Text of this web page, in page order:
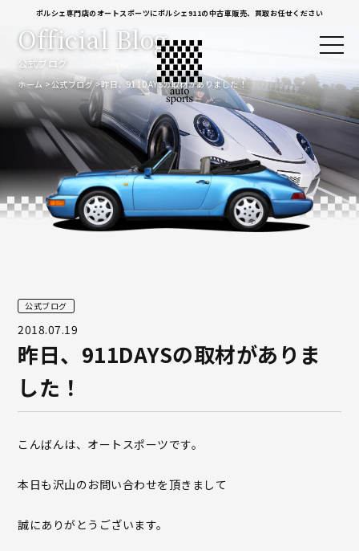
ポルシェ専門店のオートスポーツにポルシェ911の中古車販売、買取お任せください
公式ブログ
Official Blog
ホーム 公式ブログ 昨日、911DAYSの取材がありました！
公式ブログ
2018.07.19
昨日、911DAYSの取材がありま
した！
こんばんは、オートスポーツです。
本日も沢山のお問い合わせを頂きまして
誠にありがとうございます。